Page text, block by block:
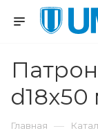
Главная —